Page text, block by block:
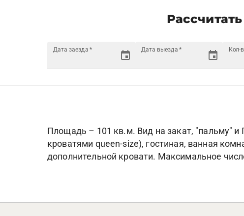
Дата заезда * Дата выезда * Кол-
Площадь – 101 кв.м. Вид на закат, "пальму" и
кроватями queen-size), гостиная, ванная
дополнительной кровати. Максимальное